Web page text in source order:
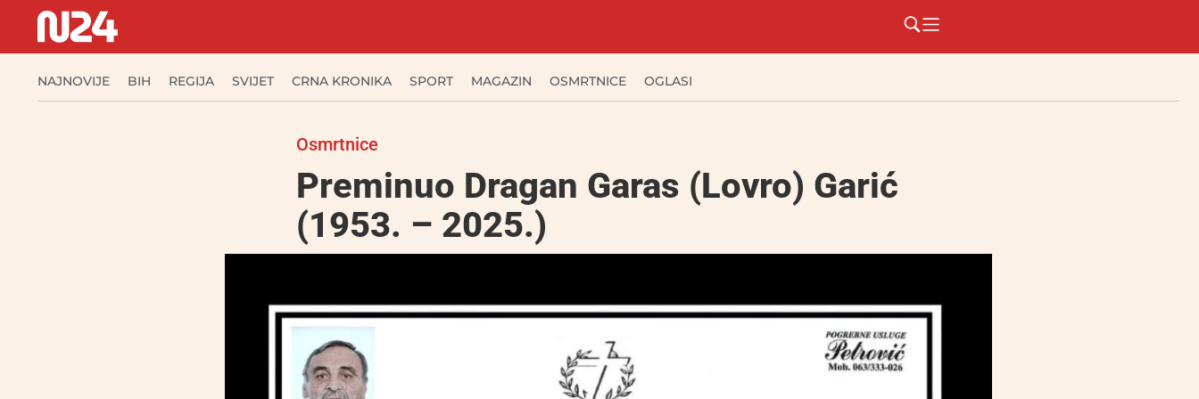
NAJNOVIJE BIH REGIJA SVIJET CRNA KRONIKA SPORT MAGAZIN OSMRTNICE OGLASI
Osmrtnice
Preminuo Dragan Garas (Lovro) Garić
(1953. – 2025.)